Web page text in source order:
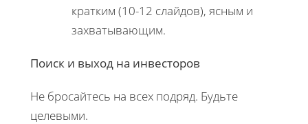
кратким (10-12 слайдов), ясным и
захватывающим.
Поиск и выход на инвесторов
Не бросайтесь на всех подряд. Будьте
целевыми.